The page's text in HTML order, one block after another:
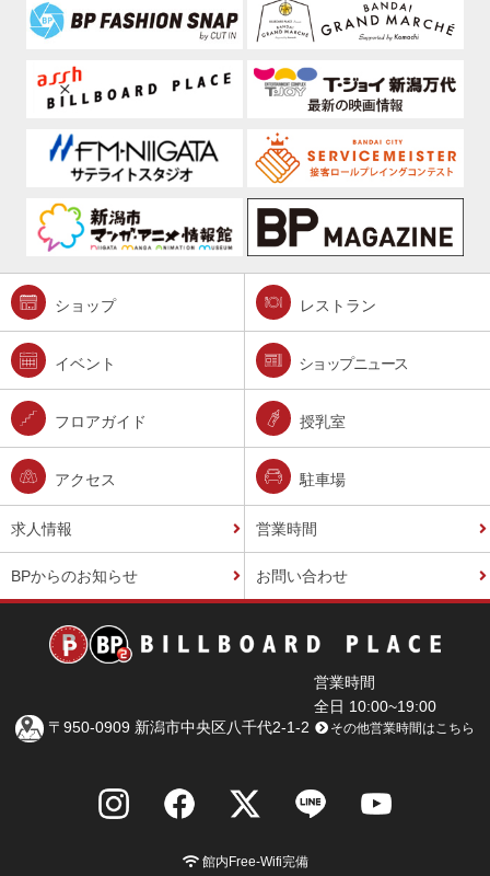
ショップ レストラン
イベント ショップニュース
フロアガイド 授乳室
アクセス 駐車場
求人情報 営業時間
BPからのお知らせ お問い合わせ
〒950-0909 新潟市中央区八千代2-1-2
営業時間
全日 10:00~19:00
その他営業時間はこちら
館内Free-Wifi完備